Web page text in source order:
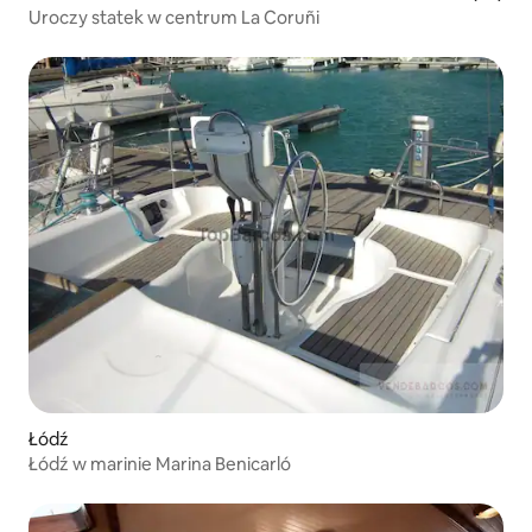
Uroczy statek w centrum La Coruñi
Łódź
Łódź w marinie Marina Benicarló